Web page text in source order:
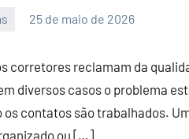
25 de maio de 2026
corretores reclamam da
diversos casos o problema
os contatos são trabalhados.
ou […]